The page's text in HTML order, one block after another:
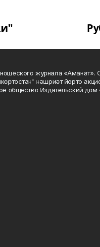
журнала «Аманат».
нәшриәт йорто
общество Издательский дом